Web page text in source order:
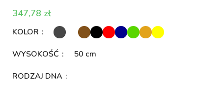
zł
KOLOR
WYSOKOŚĆ 50 cm
RODZAJ DNA